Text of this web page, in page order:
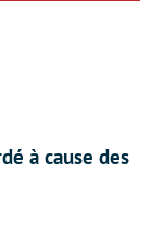
à cause des